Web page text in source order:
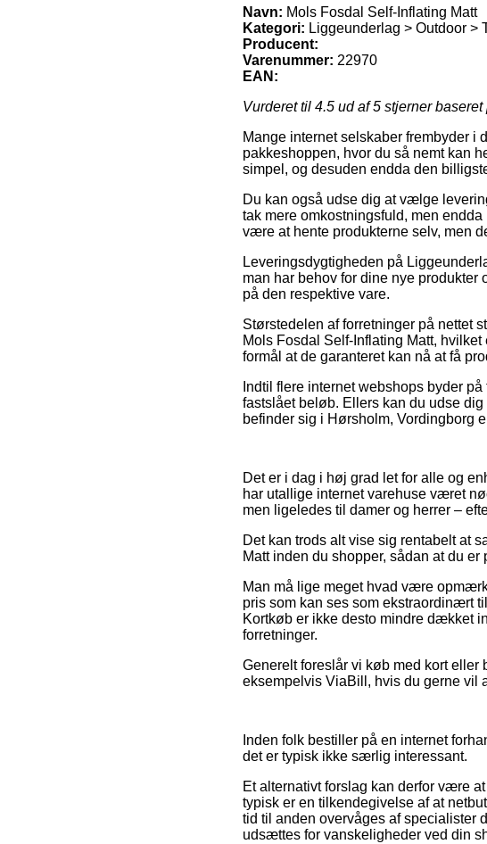
Navn: Mols Fosdal Self-Inflating Matt
Kategori: Liggeunderlag > Outdoor >
Producent:
Varenummer: 22970
EAN:
Vurderet til 4.5 ud af 5 stjerner baseret
Mange internet selskaber frembyder i
pakkeshoppen, hvor du så nemt kan
simpel, og desuden endda den
Du kan også udse dig at vælge
tak mere omkostningsfuld, men
være at hente produkterne selv, men
Leveringsdygtigheden på
man har behov for dine nye produkter
på den respektive vare.
Størstedelen af forretninger på nettet
Mols Fosdal Self-Inflating Matt,
formål at de garanteret kan nå at få
Indtil flere internet webshops byder
fastslået beløb. Ellers kan du udse
befinder sig i Hørsholm, Vordingborg
Det er i dag i høj grad let for alle og
har utallige internet varehuse været
men ligeledes til damer og herrer –
Det kan trods alt vise sig rentabelt at
Matt inden du shopper, sådan at du
Man må lige meget hvad være
pris som kan ses som ekstraordinært
Kortkøb er ikke desto mindre dækket
forretninger.
Generelt foreslår vi køb med kort eller
eksempelvis ViaBill, hvis du gerne vil
Inden folk bestiller på en internet
det er typisk ikke særlig interessant.
Et alternativt forslag kan derfor være
typisk er en tilkendegivelse af at
tid til anden overvåges af specialister
udsættes for vanskeligheder ved din